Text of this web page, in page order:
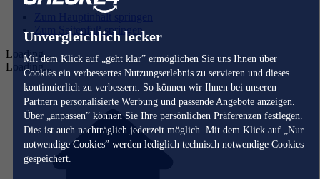
Unvergleichlich lecker
Mit dem Klick auf „geht klar” ermöglichen Sie uns Ihnen über
Cookies ein verbessertes Nutzungserlebnis zu servieren und dieses
kontinuierlich zu verbessern. So können wir Ihnen bei unseren
Partnern personalisierte Werbung und passende Angebote anzeigen.
Über „anpassen” können Sie Ihre persönlichen Präferenzen festlegen.
Dies ist auch nachträglich jederzeit möglich. Mit dem Klick auf „Nur
notwendige Cookies” werden lediglich technisch notwendige Cookies
gespeichert.
Zum Hauptinhalt springen
Zum Seitenfuß springen
Loading...
Loading...